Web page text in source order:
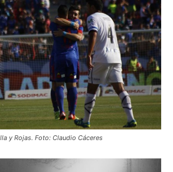
y Rojas. Foto: Claudio Cáceres